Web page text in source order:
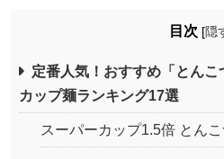
目次 [隠
定番人気！おすすめ「とんこ
カップ麺ランキング17選
スーパーカップ1.5倍 とん